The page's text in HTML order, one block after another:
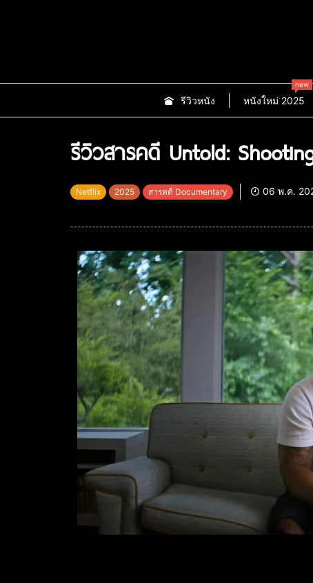
รีวิวหนัง หนังใหม่ 2025
new
รีวิวสารคดี Untold:
Netflix 2025 สารคดี Documentary 06 พ.ค.